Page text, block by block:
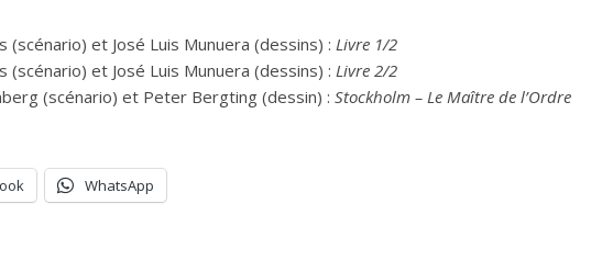
(scénario) et José Luis Munuera (dessins) : Livre 1/2
(scénario) et José Luis Munuera (dessins) : Livre 2/2
(scénario) et Peter Bergting (dessin) : Stockholm – Le Maître de l’Ordre
WhatsApp